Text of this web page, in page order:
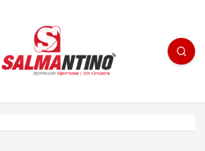
- medios/noticias/editorial